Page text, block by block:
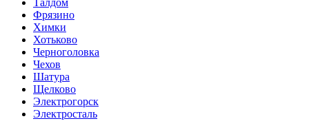
Фрязино
Химки
Хотьково
Черноголовка
Чехов
Шатура
Щелково
Электрогорск
Электросталь